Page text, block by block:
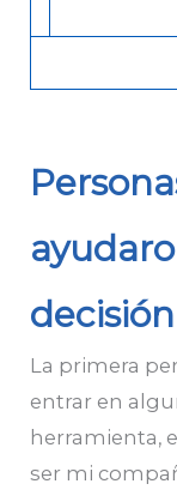
decisión
La primera
entrar en
herramienta,
ser mi